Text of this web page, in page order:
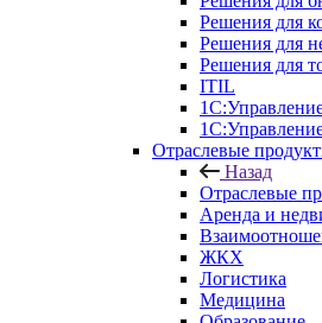
Решения для
Решения для
Решения для
ITIL
Отраслевые
Назад
Отраслевые
Аренда и
ЖКХ
Логистика
Медицина